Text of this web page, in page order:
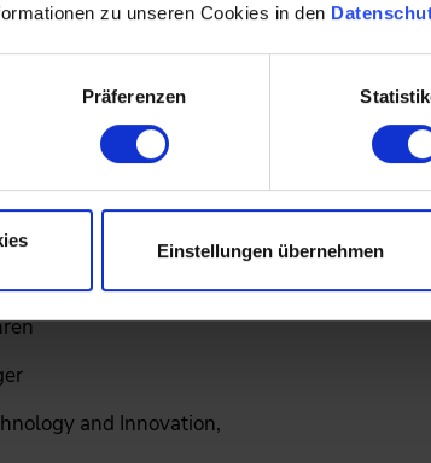
zu unseren Cookies in den
Präferenzen
Einstellungen übernehmen
für Technische Physik, KIT – Karlsruher
der Kälteerzeugung
and Innovation,